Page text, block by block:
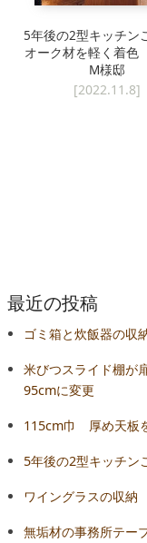
5年後の2型キッチン
オーク材を軽く着
M様邸
[2022.11.8]
最近の投稿
ゴミ箱と炊飯器の収
米びつスライド棚が
95cmに変更
115cm巾 厚め天板
5年後の2型キッチ
ワイングラスの収
無垢材の事務所テー